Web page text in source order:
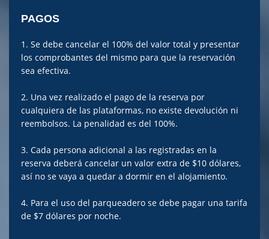
PAGOS
1. Se debe cancelar el 100% del valor total y presentar
los comprobantes del mismo para que la reservación
sea efectiva.
2. Una vez realizado el pago de la reserva por
cualquiera de las plataformas, no existe devolución ni
reembolsos. La penalidad es del 100%.
3. Cada persona adicional a las registradas en la
reserva deberá cancelar un valor extra de $10 dólares,
así no se vaya a quedar a dormir en el alojamiento.
4. Para el uso del parqueadero se debe pagar una tarifa
de $7 dólares por noche.